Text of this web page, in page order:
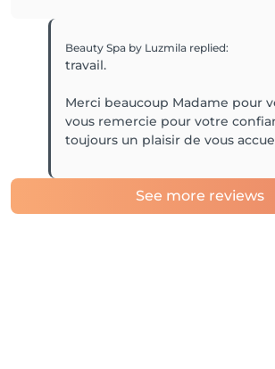
Beauty Spa by Luzmila replied:
travail.
Merci beaucoup Madame pour
vous remercie pour votre
toujours un plaisir de vous
See more reviews